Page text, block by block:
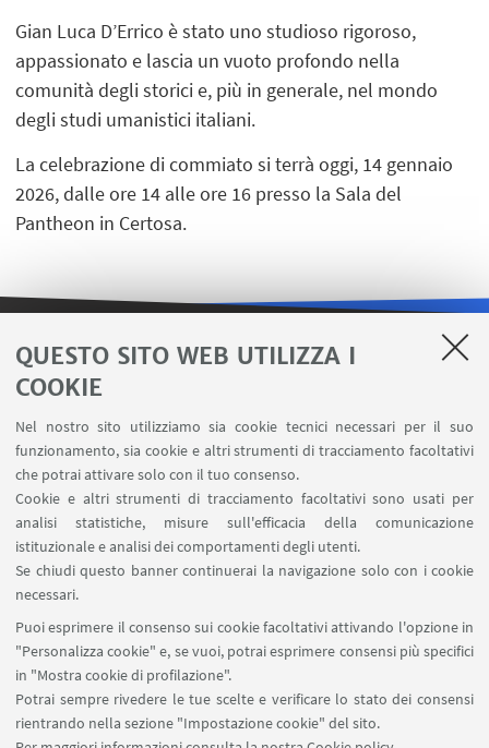
QUESTO SITO WEB UTILIZZA I
COOKIE
Nel nostro sito utilizziamo sia cookie tecnici necessari per il suo
funzionamento, sia cookie e altri strumenti di tracciamento facoltativi
che potrai attivare solo con il tuo consenso.
Cookie e altri strumenti di tracciamento facoltativi sono usati per
analisi statistiche, misure sull'efficacia della comunicazione
istituzionale e analisi dei comportamenti degli utenti.
Se chiudi questo banner continuerai la navigazione solo con i cookie
necessari.
Puoi esprimere il consenso sui cookie facoltativi attivando l'opzione in
"Personalizza cookie" e, se vuoi, potrai esprimere consensi più specifici
in "Mostra cookie di profilazione".
Potrai sempre rivedere le tue scelte e verificare lo stato dei consensi
rientrando nella sezione "Impostazione cookie" del sito.
Gian Luca D’Errico è stato uno studioso rigoroso,
appassionato e lascia un vuoto profondo nella
comunità degli storici e, più in generale, nel mondo
degli studi umanistici italiani.
La celebrazione di commiato si terrà oggi, 14 gennaio
2026, dalle ore 14 alle ore 16 presso la Sala del
Pantheon in Certosa.
LINK UTILI
Contatti
Carta dei servizi
SEGUI IL DIPARTIMENTO SU:
SEGUI UNIBO SU:
APP: